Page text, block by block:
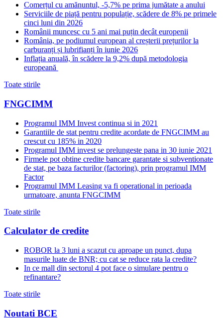
Comerțul cu amănuntul, -5,7% pe prima jumătate a anului
Serviciile de piață pentru populație, scădere de 8% pe primele
cinci luni din 2026
Românii muncesc cu 5 ani mai puțin decât europenii
România, pe podiumul european al creșterii prețurilor la
carburanți și lubrifianți în iunie 2026
Inflația anuală, în scădere la 9,2% după metodologia
europeană
Toate stirile
FNGCIMM
Programul IMM Invest continua si in 2021
Garantiile de stat pentru credite acordate de FNGCIMM au
crescut cu 185% in 2020
Programul IMM invest se prelungeste pana in 30 iunie 2021
Firmele pot obtine credite bancare garantate si subventionate
de stat, pe baza facturilor (factoring), prin programul IMM
Factor
Programul IMM Leasing va fi operational in perioada
urmatoare, anunta FNGCIMM
Toate stirile
Calculator de credite
ROBOR la 3 luni a scazut cu aproape un punct, dupa
masurile luate de BNR; cu cat se reduce rata la credite?
In ce mall din sectorul 4 pot face o simulare pentru o
refinantare?
Toate stirile
Noutati BCE